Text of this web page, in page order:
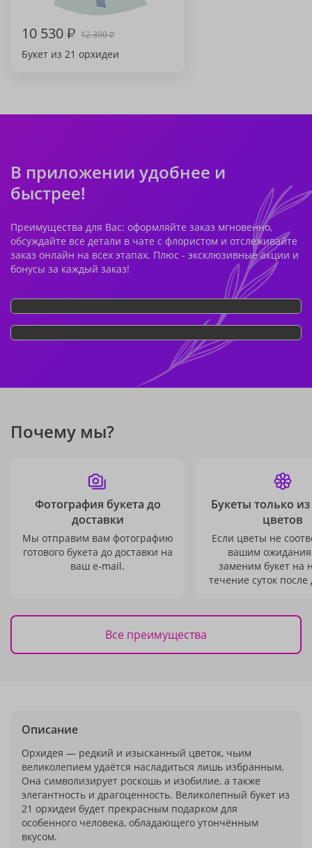
10 530₽ 12 390₽
Букет из 21 орхидеи
В приложении удобнее и
быстрее!
Преимущества для Вас: оформляйте заказ мгновенно,
обсуждайте все детали в чате с флористом и отслеживайте
заказ онлайн на всех этапах. Плюс - эксклюзивные акции и
бонусы за каждый заказ!
Почему мы?
Фотография букета до
доставки
Мы отправим вам фотографию
готового букета до доставки на
ваш e-mail.
Букеты только
цветов
Если цветы не
вашим
заменим букет на
течение суток после
Все преимущества
Описание
Орхидея — редкий и изысканный цветок, чьим
великолепием удаётся насладиться лишь избранным.
Она символизирует роскошь и изобилие, а также
элегантность и драгоценность. Великолепный букет из
21 орхидеи будет прекрасным подарком для
особенного человека, обладающего утончённым
вкусом.